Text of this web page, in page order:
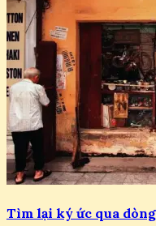
Tìm lại ký ức qua